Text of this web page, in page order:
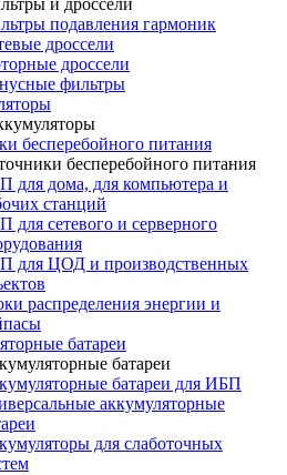
и дроссели
подавления гармоник
дроссели
дроссели
фильтры
бесперебойного питания
бесперебойного питания
для дома, для компьютера и
станций
для сетевого и серверного
для ЦОД и производственных
распределения энергии и
батареи
батареи
батареи для ИБП
аккумуляторные
для слаботочных